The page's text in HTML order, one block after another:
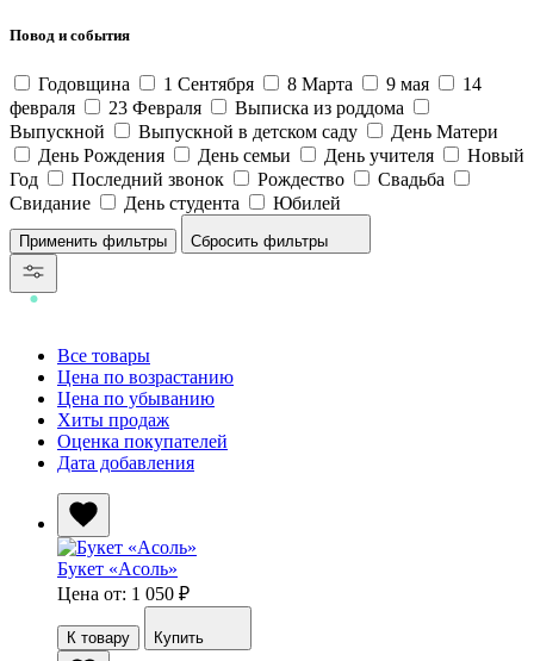
Повод и события
Годовщина 1 Сентября 8 Марта 9 мая
14
февраля
23 Февраля
Выписка из роддома
Выпускной
Выпускной в детском саду
День Матери
День Рождения
День семьи День учителя
Новый
Год
Последний звонок Рождество
Свадьба
Свидание
День студента Юбилей
Сбросить фильтры
Все товары
Цена по возрастанию
Цена по убыванию
Хиты продаж
Оценка покупателей
Дата добавления
Букет «Асоль»
Цена от: 1 050 ₽
К товару Купить